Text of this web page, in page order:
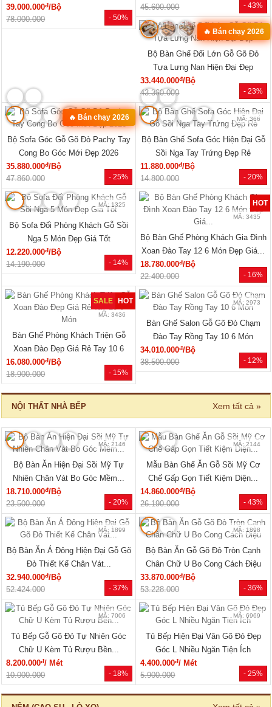
- 50%
39.000.000đ/Bộ
78.000.000
- 43%
45.600.000
- 23%
🔥 Bán chạy 2026
MÃ: 3431
Bộ Bàn Ghế Đối Lớn Gỗ Gõ Đỏ
Tựa Lưng Nan Hiện Đại Đẹp
33.440.000đ/Bộ
43.360.000
- 25%
🔥 Bán chạy 2026
MÃ: 8427
Bộ Sofa Góc Gỗ Gõ Đỏ Pachy Tay
Cong Bo Góc Mới Đẹp 2026
35.880.000đ/Bộ
47.860.000
- 20%
MÃ: 366
Bộ Bàn Ghế Sofa Góc Hiện Đại Gỗ
Sồi Nga Tay Trứng Đẹp Rẻ
11.880.000đ/Bộ
14.800.000
- 14%
MÃ: 1325
Bộ Sofa Đối Phòng Khách Gỗ Sồi
Nga 5 Món Đẹp Giá Tốt
12.220.000đ/Bộ
14.190.000
- 16%
HOT
MÃ: 3435
Bộ Bàn Ghế Phòng Khách Gia Đình
Xoan Đào Tay 12 6 Món Đẹp Giá...
18.780.000đ/Bộ
22.400.000
- 15%
SALE HOT
MÃ: 3436
Bàn Ghế Phòng Khách Triện Gỗ
Xoan Đào Đẹp Giá Rẻ Tay 10 6
Món
16.080.000đ/Bộ
18.900.000
- 12%
MÃ: 2973
Bàn Ghế Salon Gỗ Gõ Đỏ Chạm
Đào Tay Rồng Tay 10 6 Món
34.010.000đ/Bộ
38.500.000
NỘI THẤT NHÀ BẾP Xem tất cả »
- 20%
MÃ: 2146
Bộ Bàn Ăn Hiện Đại Sồi Mỹ Tự
Nhiên Chân Vát Bo Góc Mềm...
18.710.000đ/Bộ
23.500.000
- 43%
MÃ: 2144
Mẫu Bàn Ghế Ăn Gỗ Sồi Mỹ Cơ
Chế Gấp Gọn Tiết Kiệm Diện...
14.860.000đ/Bộ
26.190.000
- 37%
MÃ: 1899
Bộ Bàn Ăn Á Đông Hiện Đại Gỗ Gõ
Đỏ Thiết Kế Chân Vát...
32.940.000đ/Bộ
52.424.000
- 36%
MÃ: 1898
Bộ Bàn Ăn Gỗ Gõ Đỏ Tròn Cạnh
Chân Chữ U Bo Cong Cách Điệu
33.870.000đ/Bộ
53.228.000
- 18%
MÃ: 7006
Tủ Bếp Gỗ Gõ Đỏ Tự Nhiên Góc
Chữ U Kèm Tủ Rượu Bền...
8.200.000đ/ Mét
10.000.000
- 25%
MÃ: 6969
Tủ Bếp Hiện Đại Vân Gõ Đỏ Đẹp
Góc L Nhiều Ngăn Tiện Ích
4.400.000đ/ Mét
5.900.000